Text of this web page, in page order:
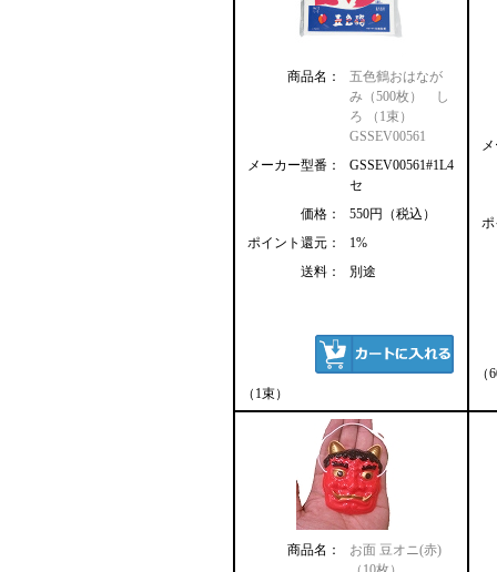
商品名：
五色鶴おはなが
み（500枚） し
ろ （1束）
GSSEV00561
メーカー型番：
GSSEV00561#1L4
セ
価格：
550円（税込）
ポイント還元：
1%
送料：
別途
（1束）
商品名：
お面 豆オニ(赤)